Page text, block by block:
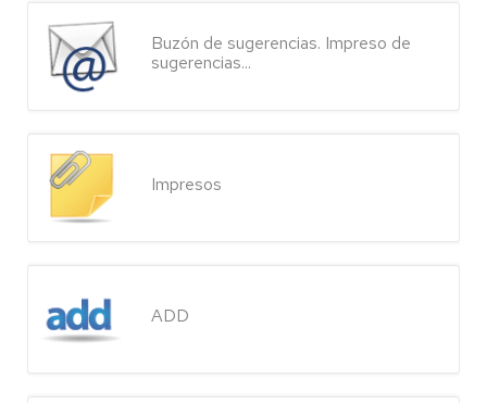
Buzón de sugerencias. Impreso de
sugerencias...
Impresos
ADD